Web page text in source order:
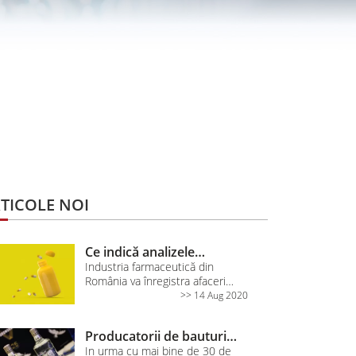
NOI
Ce indică analizele
KeysFin: Industria
farmaceutică din România
va înregistra afaceri
Industria farmaceutică din
România va înregistra afaceri
record în 2020, în contextul
indicând un ritm de creştere
dublu şi o cifră de afaceri pe
>> 14 Aug 2020
Producatorii de bauturi
racoritoare au adus
In urma cu mai bine de 30 de